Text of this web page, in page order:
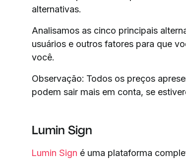
alternativas.
Analisamos as cinco principais
usuários e outros fatores para que
você.
Observação: Todos os preços
podem sair mais em conta, se
Lumin Sign
Lumin Sign é uma plataforma